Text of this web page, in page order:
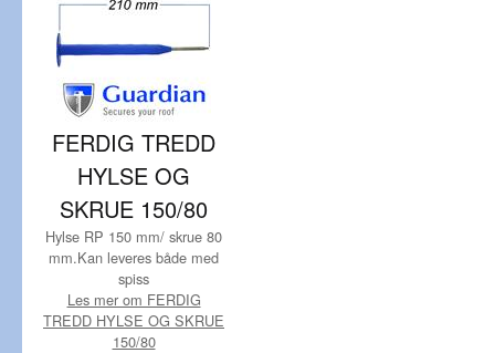
FERDIG TREDD
HYLSE OG
SKRUE 150/80
Hylse RP 150 mm/ skrue 80
mm.Kan leveres både med
spiss
Les mer om FERDIG
TREDD HYLSE OG SKRUE
150/80